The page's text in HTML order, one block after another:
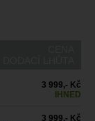
3 999,- Kč
IHNED
3 999,- Kč